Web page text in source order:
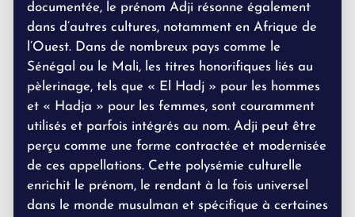
documentée, le prénom Adji résonne également
dans d’autres cultures, notamment en Afrique de
l’Ouest. Dans de nombreux pays comme le
Sénégal ou le Mali, les titres honorifiques liés au
pèlerinage, tels que « El Hadj » pour les hommes
et « Hadja » pour les femmes, sont couramment
utilisés et parfois intégrés au nom. Adji peut être
perçu comme une forme contractée et modernisée
de ces appellations. Cette polysémie culturelle
enrichit le prénom, le rendant à la fois universel
dans le monde musulman et spécifique à certaines